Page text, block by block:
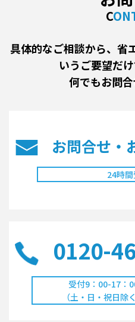
具体的なご相談から、省
いうご要望だけ
何でもお問合
お問合せ・
24時
0120-
受付9：00-17：
（土・日・祝日除く